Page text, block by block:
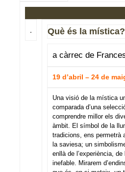
Què és la mística?
a càrrec de
19 d’abril – 24 de
Una visió de la mística
comparada d’una
comprendre millor els
àmbit. El símbol de la
tradicions, ens permetrà
la saviesa; un
enllà de l’experiència,
inefable. Mirarem